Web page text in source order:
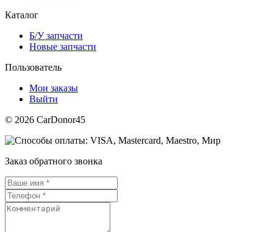
Каталог
Б/У запчасти
Новые запчасти
Пользователь
Мои заказы
Выйти
© 2026 CarDonor45
Заказ обратного звонка